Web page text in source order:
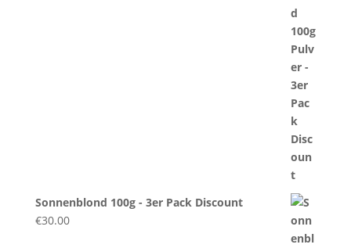
Sonnenblond 100g - 3er Pack Discount
€30.00